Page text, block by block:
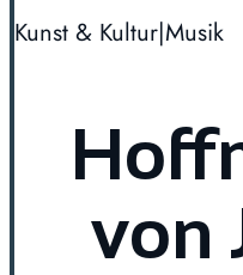
Kunst & Kultur|Musik
von